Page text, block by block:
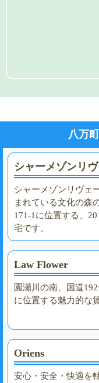
八万
シャーメゾンリ
シャーメゾンリヴェ
まれている文化の森
171-1に位置する、
宅です。
Law Flower
園瀬川の南、国道
に位置する魅力的な
Oriens
安心・安全・快適を